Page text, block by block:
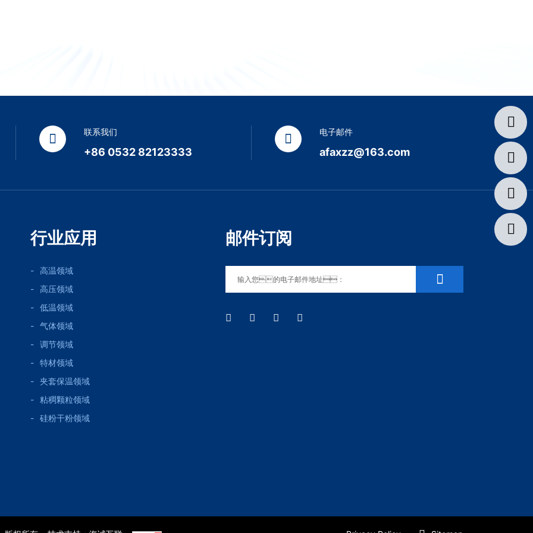
联系我们
+86 0532 82123333
电子邮件
afaxzz@163.com
行业应用
高温领域
高压领域
低温领域
气体领域
调节领域
特材领域
夹套保温领域
粘稠颗粒领域
硅粉干粉领域
邮件订阅